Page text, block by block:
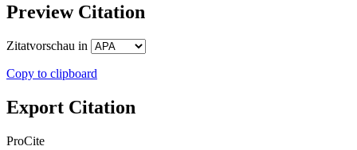
Preview Citation
Zitatvorschau in
Copy to clipboard
Export Citation
ProCite